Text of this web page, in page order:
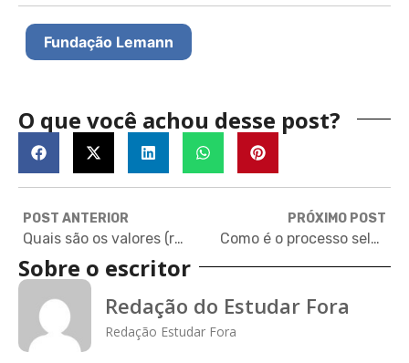
Fundação Lemann
O que você achou desse post?
POST ANTERIOR
Quais são os valores (reais) de um intercâmbio
PRÓXIMO POST
Como é o processo seletivo de universidades do Reino Unido?
Sobre o escritor
Redação do Estudar Fora
Redação Estudar Fora